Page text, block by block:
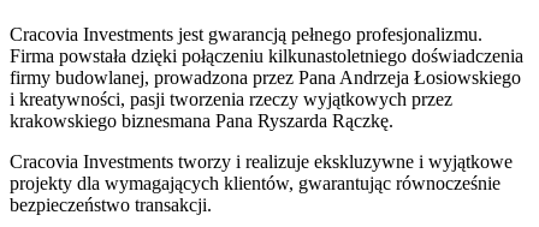
Cracovia Investments jest gwarancją pełnego profesjonalizmu.
Firma powstała dzięki połączeniu kilkunastoletniego doświadczenia
firmy budowlanej, prowadzona przez Pana Andrzeja Łosiowskiego
i kreatywności, pasji tworzenia rzeczy wyjątkowych przez
krakowskiego biznesmana Pana Ryszarda Rączkę.
Cracovia Investments tworzy i realizuje ekskluzywne i wyjątkowe
projekty dla wymagających klientów, gwarantując równocześnie
bezpieczeństwo transakcji.